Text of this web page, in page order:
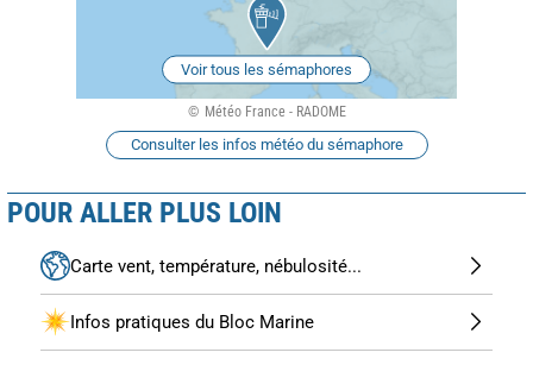
Voir tous les sémaphores
Météo France - RADOME
Consulter les infos météo du sémaphore
POUR ALLER PLUS LOIN
Carte vent, température, nébulosité...
Infos pratiques du Bloc Marine